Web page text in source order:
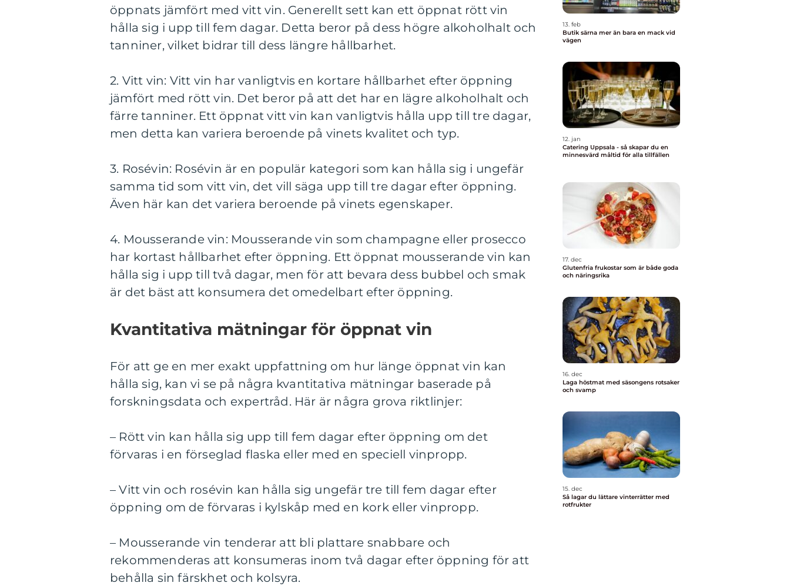
öppnats jämfört med vitt vin. Generellt sett kan ett öppnat rött vin
hålla sig i upp till fem dagar. Detta beror på dess högre alkoholhalt och
tanniner, vilket bidrar till dess längre hållbarhet.
2. Vitt vin: Vitt vin har vanligtvis en kortare hållbarhet efter öppning
jämfört med rött vin. Det beror på att det har en lägre alkoholhalt och
färre tanniner. Ett öppnat vitt vin kan vanligtvis hålla upp till tre dagar,
men detta kan variera beroende på vinets kvalitet och typ.
3. Rosévin: Rosévin är en populär kategori som kan hålla sig i ungefär
samma tid som vitt vin, det vill säga upp till tre dagar efter öppning.
Även här kan det variera beroende på vinets egenskaper.
4. Mousserande vin: Mousserande vin som champagne eller prosecco
har kortast hållbarhet efter öppning. Ett öppnat mousserande vin kan
hålla sig i upp till två dagar, men för att bevara dess bubbel och smak
är det bäst att konsumera det omedelbart efter öppning.
Kvantitativa mätningar för öppnat vin
För att ge en mer exakt uppfattning om hur länge öppnat vin kan
hålla sig, kan vi se på några kvantitativa mätningar baserade på
forskningsdata och expertråd. Här är några grova riktlinjer:
– Rött vin kan hålla sig upp till fem dagar efter öppning om det
förvaras i en förseglad flaska eller med en speciell vinpropp.
– Vitt vin och rosévin kan hålla sig ungefär tre till fem dagar efter
öppning om de förvaras i kylskåp med en kork eller vinpropp.
– Mousserande vin tenderar att bli plattare snabbare och
rekommenderas att konsumeras inom två dagar efter öppning för att
behålla sin färskhet och kolsyra.
13. feb
Butik särna mer än bara en mack vid
vägen
12. jan
Catering Uppsala - så skapar du en
minnesvärd måltid för alla tillfällen
17. dec
Glutenfria frukostar som är både goda
och näringsrika
16. dec
Laga höstmat med säsongens rotsaker
och svamp
15. dec
Så lagar du lättare vinterrätter med
rotfrukter